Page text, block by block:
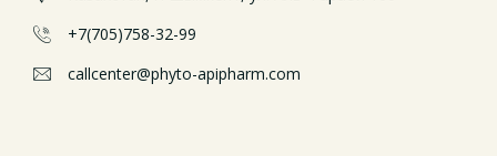
+7(705)758-32-99
callcenter@phyto-apipharm.com